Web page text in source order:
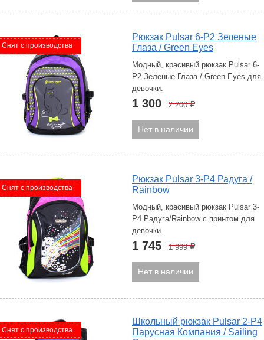
Снят с производства
Рюкзак Pulsar 6-P2 Зеленые
Глаза / Green Eyes
Модный, красивый рюкзак Pulsar 6-
P2 Зеленые Глаза / Green Eyes для
девочки.
1 300 2 200Р
Нет в наличии
Снят с производства
Рюкзак Pulsar 3-P4 Радуга /
Rainbow
Модный, красивый рюкзак Pulsar 3-
P4 Радуга/Rainbow с принтом для
девочки.
1 745 1 999Р
Нет в наличии
Снят с производства
Школьный рюкзак Pulsar 2-P4
Парусная Компания / Sailing